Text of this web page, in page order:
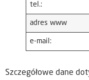
tel.:
adres www
e-mail:
Szczegółowe dane